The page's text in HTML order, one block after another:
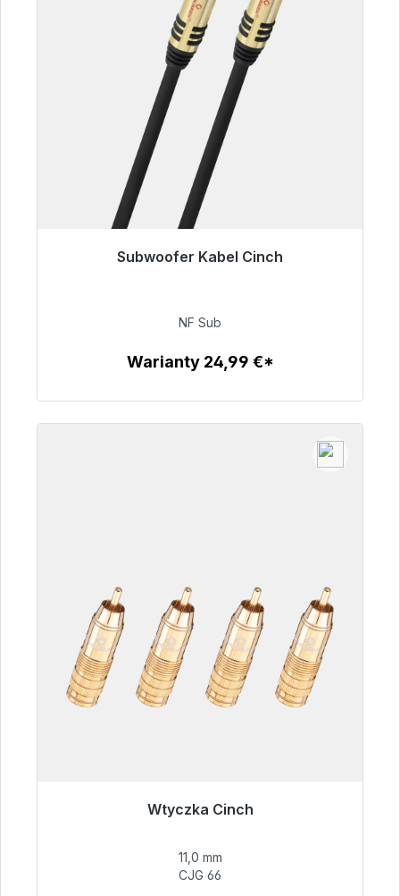
Subwoofer Kabel Cinch
Gotowy do natychmiastowej wysyłki, czas
63,99 €
NF Sub
Warianty 24,99 €*
Wtyczka Cinch
Gotowy do natychmiastowej wysyłki, czas
55,99 €
11,0 mm
CJG 66